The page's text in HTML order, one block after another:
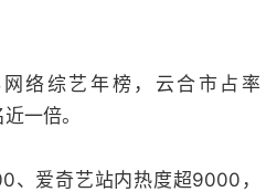
络综艺年榜，云合市占率
一倍。
、爱奇艺站内热度超9000，